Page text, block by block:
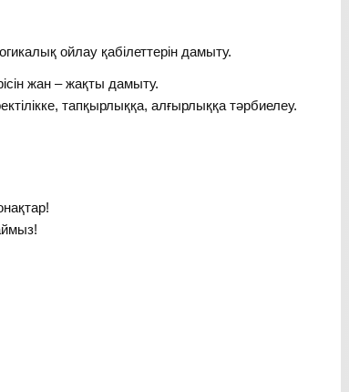
ойлау қабілеттерін дамыту.
жан – жақты дамыту.
тапқырлыққа, алғырлыққа тәрбиелеу.